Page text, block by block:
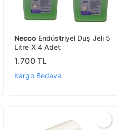
Necco Endüstriyel Duş Jeli 5
Litre X 4 Adet
1.700 TL
Kargo Bedava